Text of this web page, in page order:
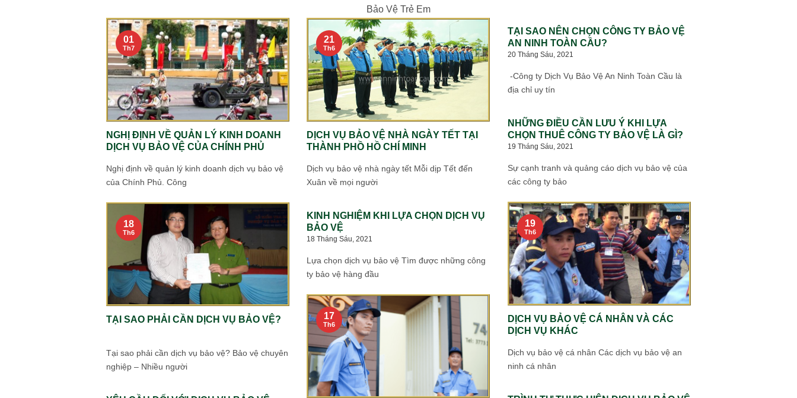
Bảo Vệ Trẻ Em
NGHỊ ĐỊNH VỀ QUẢN LÝ KINH DOANH
DỊCH VỤ BẢO VỆ CỦA CHÍNH PHỦ
Nghị định về quản lý kinh doanh dịch vụ bảo vệ
của Chính Phủ. Công
01
Th7
DỊCH VỤ BẢO VỆ NHÀ NGÀY TẾT TẠI
THÀNH PHỒ HỒ CHÍ MINH
Dịch vụ bảo vệ nhà ngày tết Mỗi dịp Tết đến
Xuân về mọi người
21
Th6
TẠI SAO NÊN CHỌN CÔNG TY BẢO VỆ
AN NINH TOÀN CẦU?
20 Tháng Sáu, 2021
-Công ty Dịch Vụ Bảo Vệ An Ninh Toàn Cầu là
địa chỉ uy tín
NHỮNG ĐIỀU CẦN LƯU Ý KHI LỰA
CHỌN THUÊ CÔNG TY BẢO VỆ LÀ GÌ?
19 Tháng Sáu, 2021
Sự cạnh tranh và quảng cáo dịch vụ bảo vệ của
các công ty bảo
DỊCH VỤ BẢO VỆ CÁ NHÂN VÀ CÁC
DỊCH VỤ KHÁC
Dịch vụ bảo vệ cá nhân Các dịch vụ bảo vệ an
ninh cá nhân
19
Th6
TẠI SAO PHẢI CẦN DỊCH VỤ BẢO VỆ?
Tại sao phải cần dịch vụ bảo vệ? Bảo vệ chuyên
nghiệp​ – Nhiều người
18
Th6
KINH NGHIỆM KHI LỰA CHỌN DỊCH VỤ
BẢO VỆ
18 Tháng Sáu, 2021
Lựa chọn dịch vụ bảo vệ Tìm được những công
ty bảo vệ hàng đầu
17
Th6